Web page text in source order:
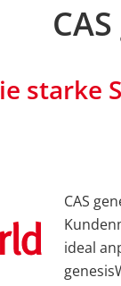
starke
CAS
ideal